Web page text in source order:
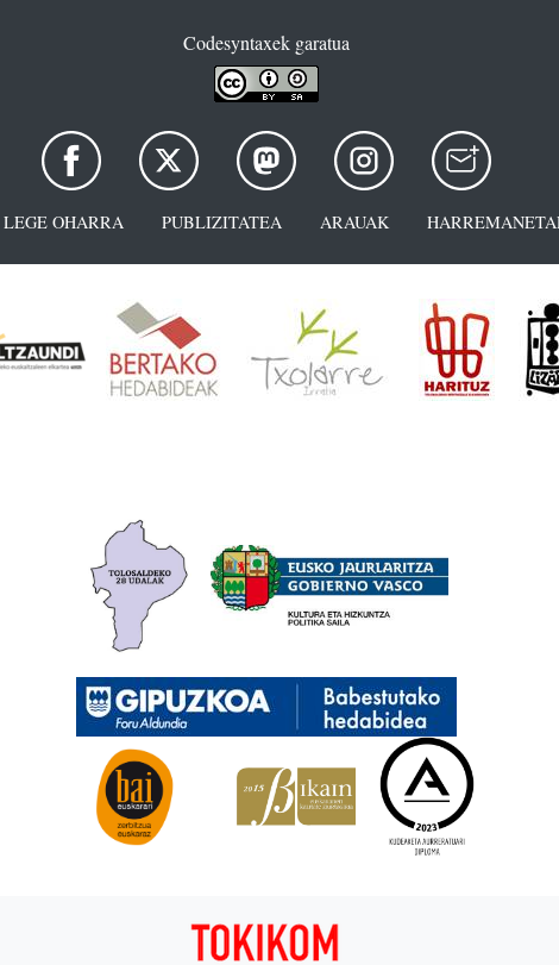
Codesyntaxek garatua
LEGE OHARRA PUBLIZITATEA ARAUAK